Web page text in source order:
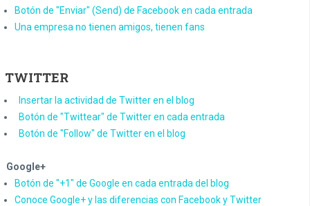
Botón de "Enviar" (Send) de Facebook en cada entrada
Una empresa no tienen amigos, tienen fans
TWITTER
Insertar la actividad de Twitter en el blog
Botón de "Twittear" de Twitter en cada entrada
Botón de "Follow" de Twitter en el blog
Google+
Botón de "+1" de Google en cada entrada del blog
Conoce Google+ y las diferencias con Facebook y Twitter